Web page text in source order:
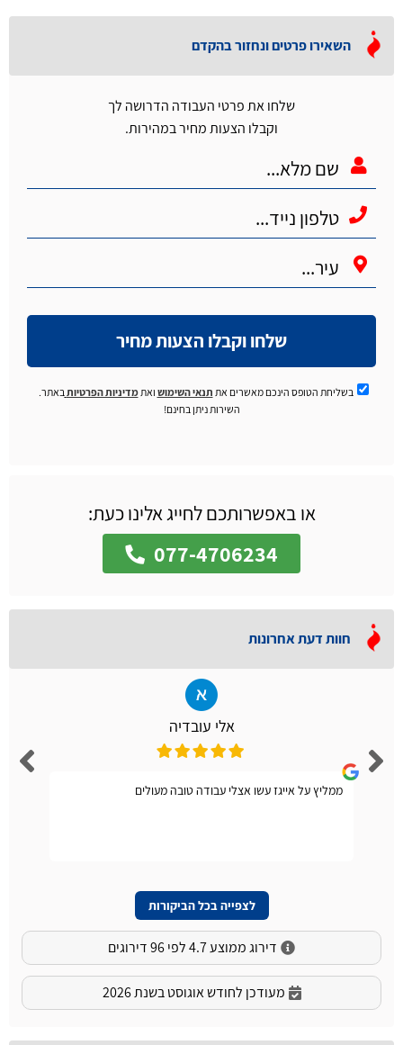
השאירו פרטים ונחזור בהקדם
שלחו את פרטי העבודה הדרושה לך
וקבלו הצעות מחיר במהירות.
שלחו וקבלו הצעות מחיר
בשליחת הטופס הינכם מאשרים את תנאי השימוש ואתמדיניות הפרטיות באתר.
השירות ניתן בחינם!
או באפשרותכם לחייג אלינו כעת:
077-4706234
חוות דעת אחרונות
אלי עובדיה
ממליץ על אייגז עשו אצלי עבודה טובה מעולים
לצפייה בכל הביקורות
דירוג ממוצע 4.7 לפי 96 דירוגים
מעודכן לחודש אוגוסט בשנת 2026